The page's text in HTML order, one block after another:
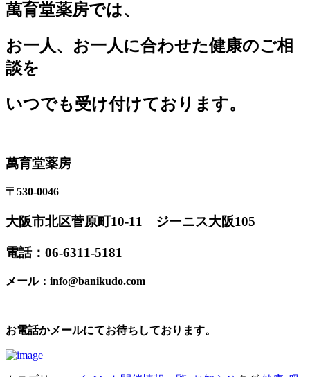
萬育堂薬房では、
お一人、お一人に合わせた健康のご相
談を
いつでも受け付けております。
萬育堂薬房
〒530-0046
大阪市北区菅原町10-11 ジーニス大阪105
電話：06-6311-5181
メール： info@banikudo.com
お電話かメールにてお待ちしております。